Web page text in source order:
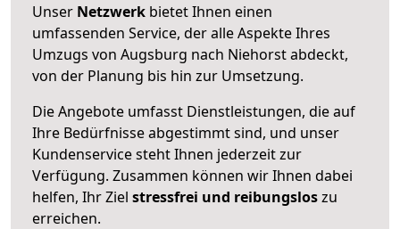
Unser Netzwerk bietet Ihnen einen
umfassenden Service, der alle Aspekte Ihres
Umzugs von Augsburg nach Niehorst abdeckt,
von der Planung bis hin zur Umsetzung.
Die Angebote umfasst Dienstleistungen, die auf
Ihre Bedürfnisse abgestimmt sind, und unser
Kundenservice steht Ihnen jederzeit zur
Verfügung. Zusammen können wir Ihnen dabei
helfen, Ihr Ziel stressfrei und reibungsloszu
erreichen.